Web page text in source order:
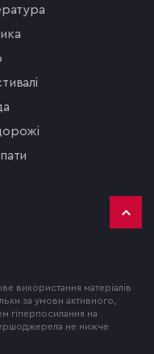
використання матеріалів
за умови активного,
гіперпосилання на
не нижче